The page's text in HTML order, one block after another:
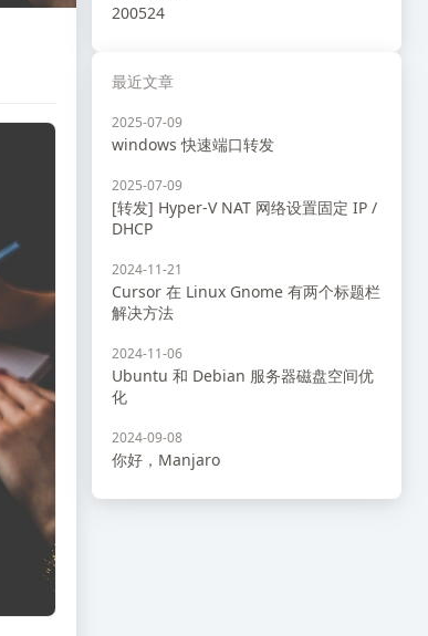
200524
最近文章
2025-07-09
windows 快速端口转发
2025-07-09
[转发] Hyper-V NAT 网络设置固定 IP /
DHCP
2024-11-21
Cursor 在 Linux Gnome 有两个标题栏
解决方法
2024-11-06
Ubuntu 和 Debian 服务器磁盘空间优
化
2024-09-08
你好，Manjaro